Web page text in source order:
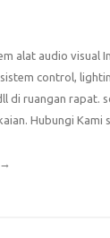
alat audio visual
control,
di ruangan rapat.
Hubungi Kami
→